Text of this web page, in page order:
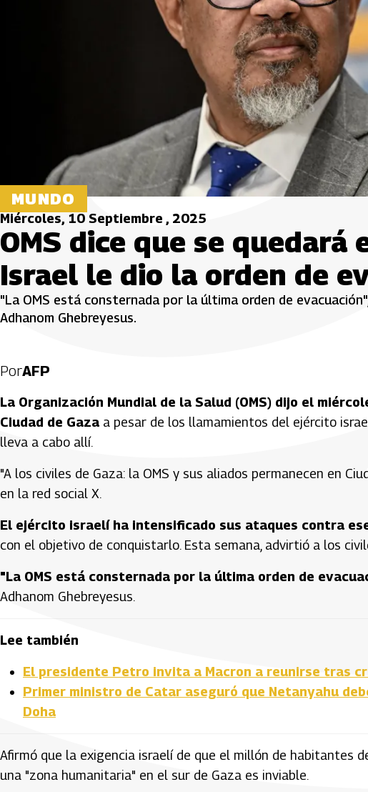
MUNDO
Miércoles, 10 Septiembre , 2025
OMS dice que se quedará
Israel le dio la orden de
"La OMS está consternada por la última orden de
Adhanom Ghebreyesus.
PorAFP
La Organización Mundial de la Salud (OMS) dijo el
Ciudad de Gaza a pesar de los llamamientos del ejército
lleva a cabo allí.
"A los civiles de Gaza: la OMS y sus aliados permanecen en
en la red social X.
El ejército israelí ha intensificado sus ataques contra
con el objetivo de conquistarlo. Esta semana, advirtió a los
"La OMS está consternada por la última orden de
Adhanom Ghebreyesus.
Lee también
El presidente Petro invita a Macron a reunirse tras
Primer ministro de Catar aseguró que Netanyahu
Doha
Afirmó que la exigencia israelí de que el millón de habitantes
una "zona humanitaria" en el sur de Gaza es inviable.